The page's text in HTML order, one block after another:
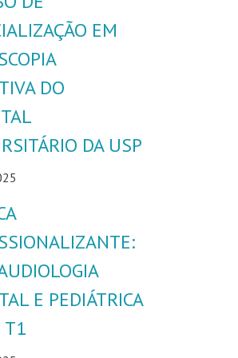
EM
DO
DA USP
E PEDIÁTRICA
T1